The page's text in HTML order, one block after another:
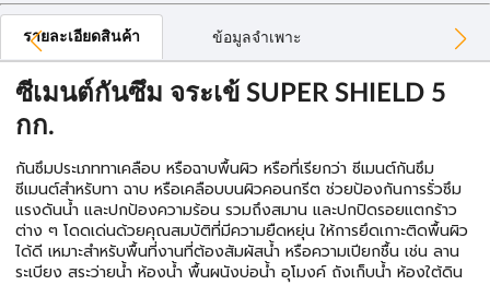
รายละเอียดสินค้า ข้อมูลจำเพาะ
ซีเมนต์กันซึม จระเข้ SUPER SHIELD 5
กก.
กันซึมประเภททาเคลือบ หรือฉาบพื้นผิว หรือที่เรียกว่า ซีเมนต์กันซึม
ซีเมนต์สำหรับทา ฉาบ หรือเคลือบบนผิวคอนกรีต ช่วยป้องกันการรั่วซึม
แรงดันน้ำ และปกป้องความร้อน รวมถึงสมาน และปกปิดรอยแตกร้าว
ต่าง ๆ โดดเด่นด้วยคุณสมบัติที่มีความยืดหยุ่น ให้การยึดเกาะติดพื้นผิว
ได้ดี เหมาะสำหรับพื้นที่งานที่ต้องสัมผัสน้ำ หรือความเปียกชื้น เช่น ลาน
ระเบียง สระว่ายน้ำ ห้องน้ำ พื้นผนังบ่อน้ำ อุโมงค์ ถังเก็บน้ำ ห้องใต้ดิน